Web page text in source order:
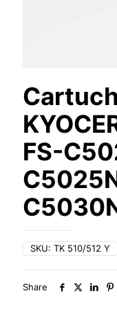
FS-
SKU: TK 510/512 Y
Share